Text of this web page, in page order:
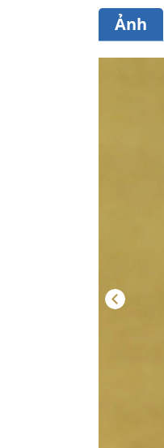
Ảnh